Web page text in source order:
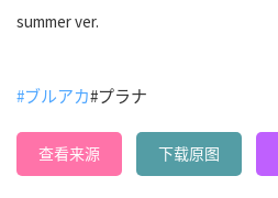
summer ver.
#ブルアカ#プラナ
查看来源 下载原图